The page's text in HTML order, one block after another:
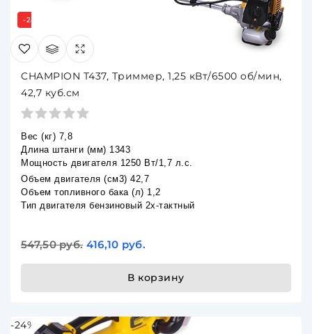
-24%
CHAMPION T437, Триммер, 1,25 кВт/6500 об/мин,
42,7 куб.см
Вес (кг) 7,8
Длина штанги (мм) 1343
Мощность двигателя 1250 Вт/1,7 л.c.
Объем двигателя (см3) 42,7
Объем топливного бака (л) 1,2
Тип двигателя бензиновый 2х-тактный
547,50 руб. 416,10 руб.
В корзину
-24%